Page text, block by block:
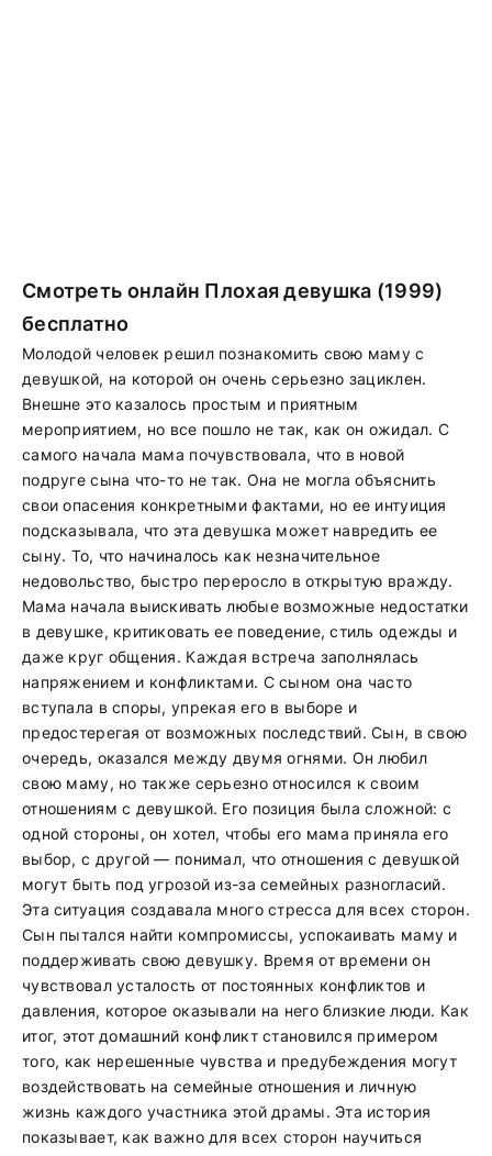
Смотреть онлайн Плохая девушка (1999)
бесплатно
Молодой человек решил познакомить свою маму с
девушкой, на которой он очень серьезно зациклен.
Внешне это казалось простым и приятным
мероприятием, но все пошло не так, как он ожидал. С
самого начала мама почувствовала, что в новой
подруге сына что-то не так. Она не могла объяснить
свои опасения конкретными фактами, но ее интуиция
подсказывала, что эта девушка может навредить ее
сыну. То, что начиналось как незначительное
недовольство, быстро переросло в открытую вражду.
Мама начала выискивать любые возможные недостатки
в девушке, критиковать ее поведение, стиль одежды и
даже круг общения. Каждая встреча заполнялась
напряжением и конфликтами. С сыном она часто
вступала в споры, упрекая его в выборе и
предостерегая от возможных последствий. Сын, в свою
очередь, оказался между двумя огнями. Он любил
свою маму, но также серьезно относился к своим
отношениям с девушкой. Его позиция была сложной: с
одной стороны, он хотел, чтобы его мама приняла его
выбор, с другой — понимал, что отношения с девушкой
могут быть под угрозой из-за семейных разногласий.
Эта ситуация создавала много стресса для всех сторон.
Сын пытался найти компромиссы, успокаивать маму и
поддерживать свою девушку. Время от времени он
чувствовал усталость от постоянных конфликтов и
давления, которое оказывали на него близкие люди. Как
итог, этот домашний конфликт становился примером
того, как нерешенные чувства и предубеждения могут
воздействовать на семейные отношения и личную
жизнь каждого участника этой драмы. Эта история
показывает, как важно для всех сторон научиться